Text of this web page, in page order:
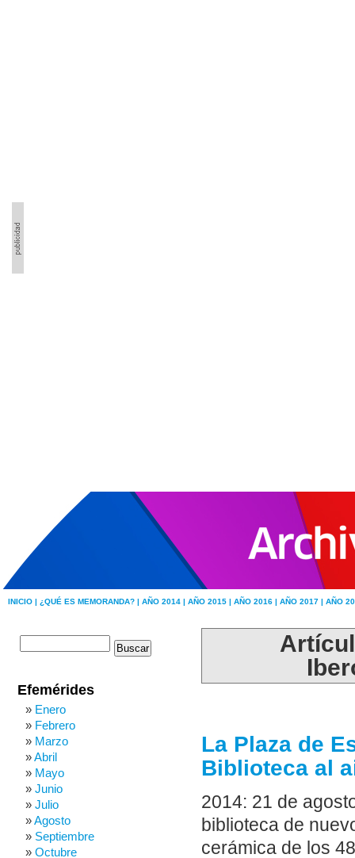
INICIO | ¿QUÉ ES MEMORANDA? | AÑO 2014 | AÑO 2015 | AÑO 2016 | AÑO 2017 | AÑO
La Plaza de
Biblioteca al
2014: 21 de
biblioteca de
cerámica de los
Efemérides
Enero
Febrero
Marzo
Abril
Mayo
Junio
Julio
Agosto
Septiembre
Octubre